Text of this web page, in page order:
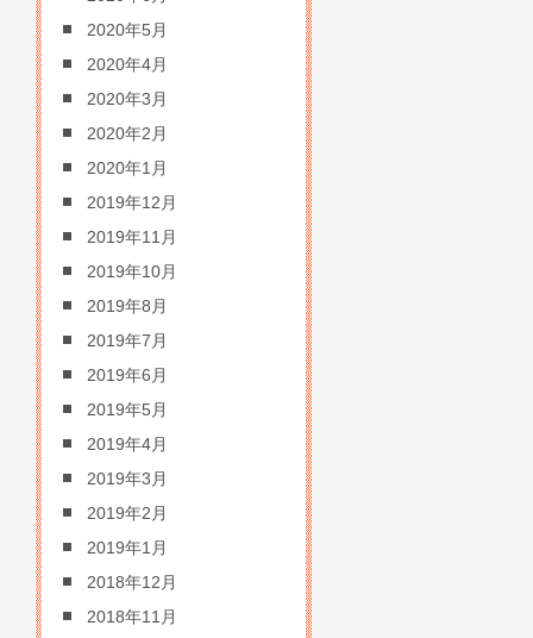
2020年5月
2020年4月
2020年3月
2020年2月
2020年1月
2019年12月
2019年11月
2019年10月
2019年8月
2019年7月
2019年6月
2019年5月
2019年4月
2019年3月
2019年2月
2019年1月
2018年12月
2018年11月